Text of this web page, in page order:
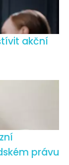
akční
právu